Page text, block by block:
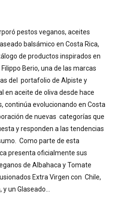
pestos veganos, aceites
balsámico en Costa Rica,
de productos inspirados en
Berio, una de las marcas
del portafolio de Alpiste y
en aceite de oliva desde hace
continúa evolucionando en Costa
de nuevas categorías que
y responden a las tendencias
Como parte de esta
presenta oficialmente sus
de Albahaca y Tomate
Extra Virgen con Chile,
un Glaseado…